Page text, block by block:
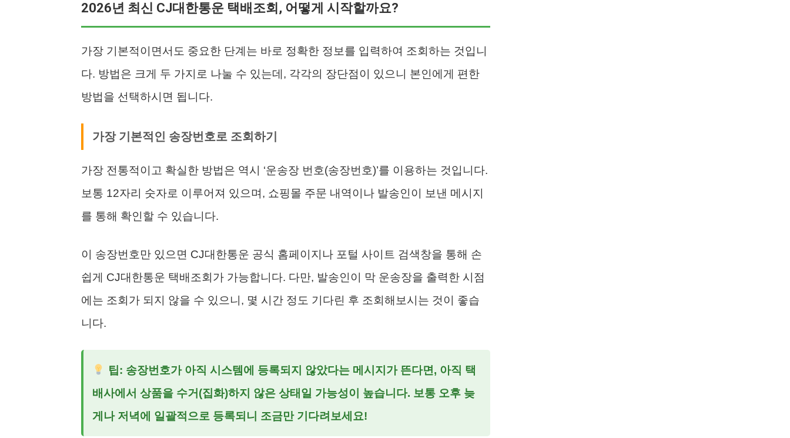
2026년 최신 CJ대한통운 택배조회, 어떻게 시작할까요?
가장 기본적이면서도 중요한 단계는 바로 정확한 정보를 입력하여 조회하는 것입니
다. 방법은 크게 두 가지로 나눌 수 있는데, 각각의 장단점이 있으니 본인에게 편한
방법을 선택하시면 됩니다.
가장 기본적인 송장번호로 조회하기
가장 전통적이고 확실한 방법은 역시 ‘운송장 번호(송장번호)’를 이용하는 것입니다.
보통 12자리 숫자로 이루어져 있으며, 쇼핑몰 주문 내역이나 발송인이 보낸 메시지
를 통해 확인할 수 있습니다.
이 송장번호만 있으면 CJ대한통운 공식 홈페이지나 포털 사이트 검색창을 통해 손
쉽게 CJ대한통운 택배조회가 가능합니다. 다만, 발송인이 막 운송장을 출력한 시점
에는 조회가 되지 않을 수 있으니, 몇 시간 정도 기다린 후 조회해보시는 것이 좋습
니다.
팁: 송장번호가 아직 시스템에 등록되지 않았다는 메시지가 뜬다면, 아직 택
배사에서 상품을 수거(집화)하지 않은 상태일 가능성이 높습니다. 보통 오후 늦
게나 저녁에 일괄적으로 등록되니 조금만 기다려보세요!